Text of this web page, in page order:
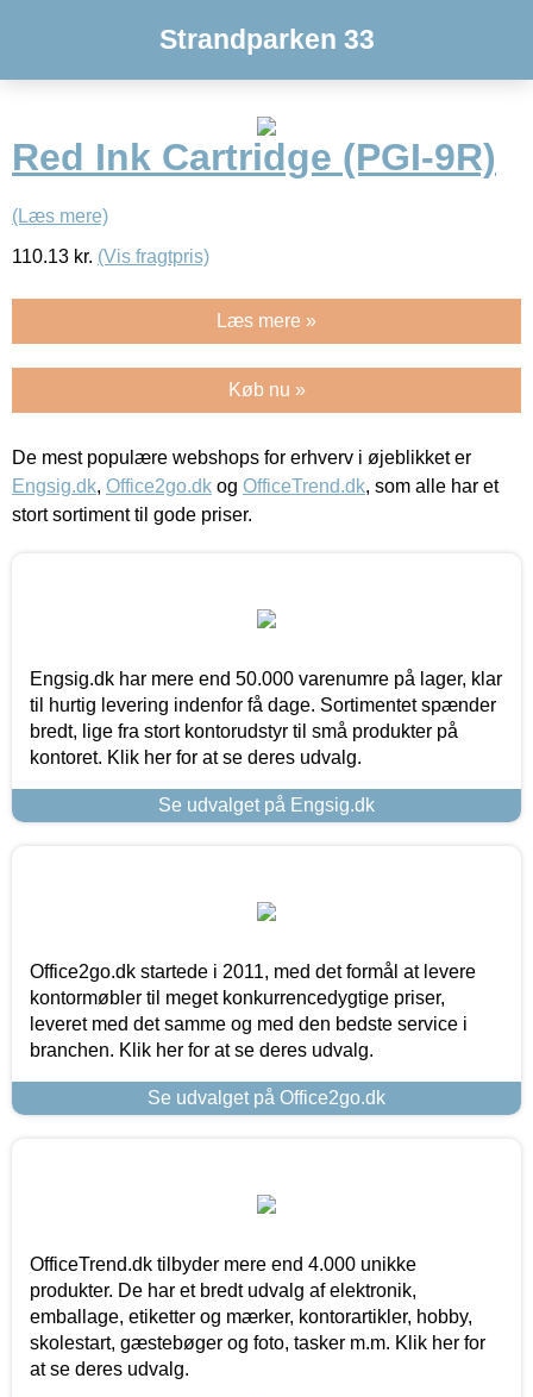
Strandparken 33
Red Ink Cartridge (PGI-9R)
(Læs mere)
110.13 kr. (Vis fragtpris)
Læs mere »
Køb nu »
De mest populære webshops for erhverv i øjeblikket er
Engsig.dk, Office2go.dk og OfficeTrend.dk, som alle har et
stort sortiment til gode priser.
Engsig.dk har mere end 50.000 varenumre på lager, klar
til hurtig levering indenfor få dage. Sortimentet spænder
bredt, lige fra stort kontorudstyr til små produkter på
kontoret. Klik her for at se deres udvalg.
Se udvalget på Engsig.dk
Office2go.dk startede i 2011, med det formål at levere
kontormøbler til meget konkurrencedygtige priser,
leveret med det samme og med den bedste service i
branchen. Klik her for at se deres udvalg.
Se udvalget på Office2go.dk
OfficeTrend.dk tilbyder mere end 4.000 unikke
produkter. De har et bredt udvalg af elektronik,
emballage, etiketter og mærker, kontorartikler, hobby,
skolestart, gæstebøger og foto, tasker m.m. Klik her for
at se deres udvalg.